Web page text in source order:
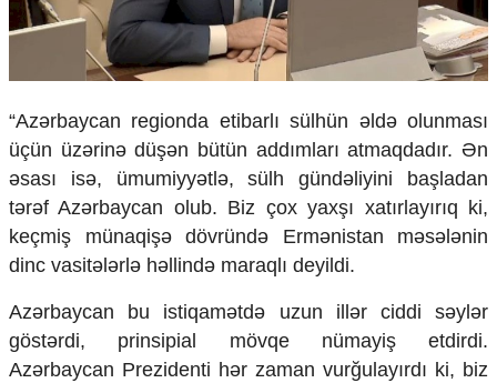
Crossmedia.az - 1 yaş
Siyasət
Məhkəmə və hüquq
Ekologiya
Zəfər - 5
Gənclər və İdman
Media və QHT
Hadisə
Sağlamlıq
Sosium
Mənəvi dəyərlər
Mətbuat-150
Əlaqə
“Azərbaycan regionda etibarlı sülhün əldə olunması
üçün üzərinə düşən bütün addımları atmaqdadır. Ən
əsası isə, ümumiyyətlə, sülh gündəliyini başladan
tərəf Azərbaycan olub. Biz çox yaxşı xatırlayırıq ki,
keçmiş münaqişə dövründə Ermənistan məsələnin
dinc vasitələrlə həllində maraqlı deyildi.
Azərbaycan bu istiqamətdə uzun illər ciddi səylər
göstərdi, prinsipial mövqe nümayiş etdirdi.
Azərbaycan Prezidenti hər zaman vurğulayırdı ki, biz